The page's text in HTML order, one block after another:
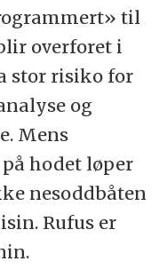
til
overforet i
stor risiko for
og
Mens
hodet løper
nesoddbåten
Rufus er